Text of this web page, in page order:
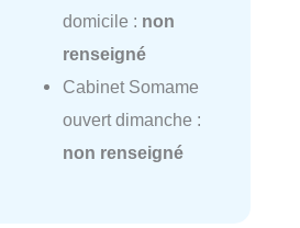
domicile : non
renseigné
Cabinet Somame
ouvert dimanche :
non renseigné